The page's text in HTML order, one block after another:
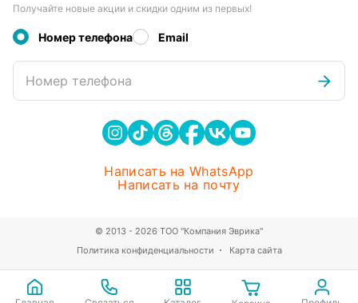
Получайте новые акции и скидки одним из первых!
Номер телефона Email
Номер телефона
Написать на WhatsApp
Написать на почту
Политика конфиденциальности Карта сайта
© 2013 - 2026 ТОО "Компания Эврика"